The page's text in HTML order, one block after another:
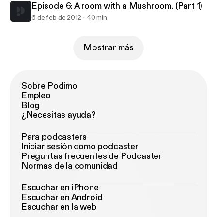
Episode 6: A room with a Mushroom. (Part 1)
6 de feb de 2012 40 min
Mostrar más
Sobre Podimo
Empleo
Blog
¿Necesitas ayuda?
Para podcasters
Iniciar sesión como podcaster
Preguntas frecuentes de Podcaster
Normas de la comunidad
Escuchar en iPhone
Escuchar en Android
Escuchar en la web